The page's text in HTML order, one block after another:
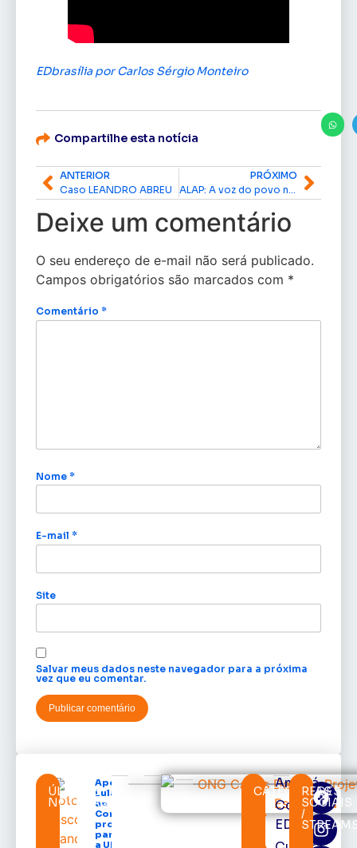
EDbrasília por Carlos Sérgio Monteiro
Compartilhe esta notícia
ANTERIOR
Caso LEANDRO ABREU
PRÓXIMO
ALAP: A voz do povo nas Sessões Itinerantes
Deixe um comentário
O seu endereço de e-mail não será publicado.
Campos obrigatórios são marcados com *
Comentário *
Nome *
E-mail *
Site
Salvar meus dados neste navegador para a próxima
vez que eu comentar.
ÚLTIMAS
NOTÍCIAS
Após veto,
Lula envia
ao
Congresso
projeto
para criar
a UNIFRON
CATEGORIAS
Amapá
Cortes
EDcast
REDES
SOCIAIS
/